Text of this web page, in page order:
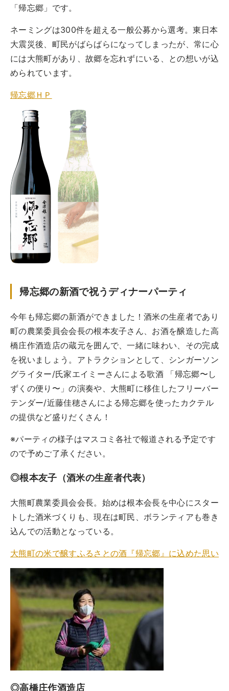
「帰忘郷」です。
ネーミングは300件を超える一般公募から選考。東日本
大震災後、町民がばらばらになってしまったが、常に心
には大熊町があり、故郷を忘れずにいる、との想いが込
められています。
帰忘郷ＨＰ
帰忘郷の新酒で祝うディナーパーティ
今年も帰忘郷の新酒ができました！酒米の生産者であり
町の農業委員会会長の根本友子さん、お酒を醸造した高
橋庄作酒造店の蔵元を囲んで、一緒に味わい、その完成
を祝いましょう。アトラクションとして、シンガーソン
グライター/氏家エイミーさんによる歌酒 「帰忘郷〜し
ずくの便り〜」の演奏や、大熊町に移住したフリーバー
テンダー/近藤佳穂さんによる帰忘郷を使ったカクテル
の提供など盛りだくさん！
※パーティの様子はマスコミ各社で報道される予定です
ので予めご了承ください。
◎根本友子（酒米の生産者代表）
大熊町農業委員会会長。始めは根本会長を中心にスター
トした酒米づくりも、現在は町民、ボランティアも巻き
込んでの活動となっている。
大熊町の米で醸すふるさとの酒『帰忘郷』に込めた思い
◎高橋庄作酒造店